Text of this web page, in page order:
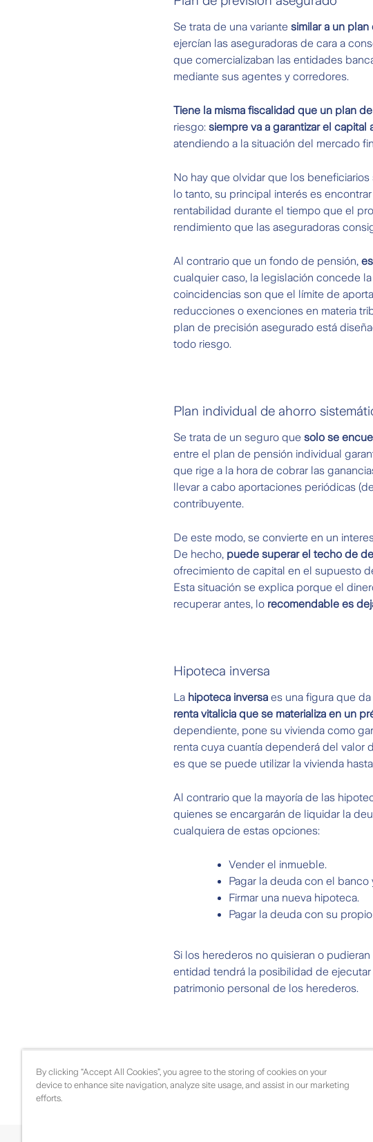
Se trata de una variante similar a un
ejercían las aseguradoras de cara a
que comercializaban las entidades
mediante sus agentes y corredores.
Tiene la misma fiscalidad que un plan
riesgo: siempre va a garantizar el capital
atendiendo a la situación del mercado
No hay que olvidar que los
lo tanto, su principal interés es
rentabilidad durante el tiempo que el
rendimiento que las aseguradoras
Al contrario que un fondo de pensión,
cualquier caso, la legislación concede
coincidencias son que el límite de
reducciones o exenciones en materia
plan de precisión asegurado está
todo riesgo.
Plan individual de ahorro
Se trata de un seguro que solo se
entre el plan de pensión individual
que rige a la hora de cobrar las
llevar a cabo aportaciones periódicas
contribuyente.
De este modo, se convierte en un
De hecho, puede superar el techo de
ofrecimiento de capital en el supuesto
Esta situación se explica porque el
recuperar antes, lo recomendable es
Hipoteca inversa
La hipoteca inversa es una figura que
renta vitalicia que se materializa en un
dependiente, pone su vivienda como
renta cuya cuantía dependerá del valor
es que se puede utilizar la vivienda
Al contrario que la mayoría de las
quienes se encargarán de liquidar la
cualquiera de estas opciones:
Vender el inmueble.
Pagar la deuda con el
Firmar una nueva hipoteca.
Pagar la deuda con su
Si los herederos no quisieran o
entidad tendrá la posibilidad de
patrimonio personal de los herederos.
By clicking “Accept All Cookies”, you agree to the storing of cookies on your
device to enhance site navigation, analyze site usage, and assist in our marketing
efforts.